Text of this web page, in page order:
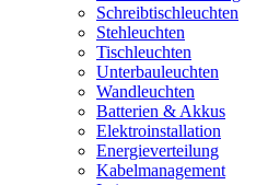
Schreibtischleuchten
Stehleuchten
Tischleuchten
Unterbauleuchten
Wandleuchten
Batterien & Akkus
Elektroinstallation
Energieverteilung
Kabelmanagement